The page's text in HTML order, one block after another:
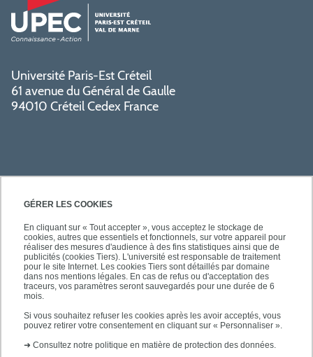
GÉRER LES COOKIES
En cliquant sur « Tout accepter », vous acceptez le stockage de
cookies, autres que essentiels et fonctionnels, sur votre appareil pour
réaliser des mesures d'audience à des fins statistiques ainsi que de
publicités (cookies Tiers). L'université est responsable de traitement
pour le site Internet. Les cookies Tiers sont détaillés par domaine
dans nos mentions légales. En cas de refus ou d'acceptation des
traceurs, vos paramètres seront sauvegardés pour une durée de 6
mois.
Si vous souhaitez refuser les cookies après les avoir acceptés, vous
pouvez retirer votre consentement en cliquant sur « Personnaliser ».
➜ Consultez notre politique en matière de protection des données.
Université Paris-Est Créteil
61 avenue du Général de Gaulle
94010 Créteil Cedex France
SÉCURITÉ
SUIVEZ-NOUS